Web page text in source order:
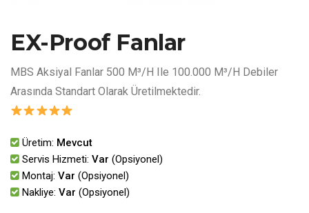
EX-Proof Fanlar
MBS Aksiyal Fanlar 500 M³/h Ile 100.000 M³/h Debiler
Arasında Standart Olarak Üretilmektedir.
Üretim: Mevcut
Servis Hizmeti: Var (Opsiyonel)
Montaj: Var (Opsiyonel)
Nakliye: Var (Opsiyonel)